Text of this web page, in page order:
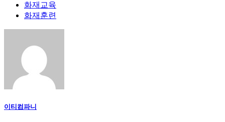
화재교육
화재훈련
이티컴파니